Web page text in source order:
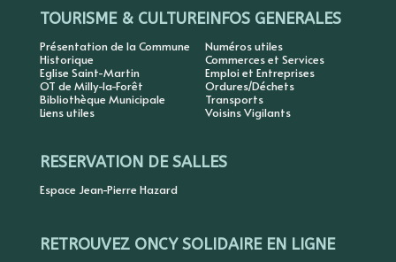
TOURISME & CULTURE
Présentation de la Commune
Historique
Eglise Saint-Martin
OT de Milly-la-Forêt
Bibliothèque Municipale
Liens utiles
INFOS GENERALES
Numéros utiles
Commerces et Services
Emploi et Entreprises
Ordures/Déchets
Transports
Voisins Vigilants
RESERVATION DE SALLES
Espace Jean-Pierre Hazard
RETROUVEZ ONCY SOLIDAIRE EN LIGNE